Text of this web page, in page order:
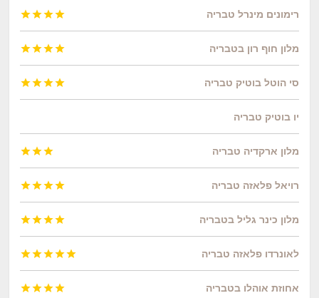
רימונים מינרל טבריה 



מלון חוף רון בטבריה 



סי הוטל בוטיק טבריה 



יו בוטיק טבריה
מלון ארקדיה טבריה 


רויאל פלאזה טבריה 



מלון כינר גליל בטבריה 



לאונרדו פלאזה טבריה 




אחוזת אוהלו בטבריה 


